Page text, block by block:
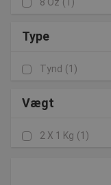
Type
Tynd (1)
Vægt
2 X 1 Kg (1)